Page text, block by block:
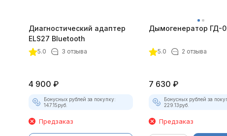
Диагностический адаптер
ELS27 Bluetooth
5.0 3 отзыва
4 900 ₽
Бонусных рублей за покупку:
147.15руб.
Предзаказ
Дымогенератор ГД-
5.0 2 отзыва
7 630 ₽
Бонусных рублей за
229.13руб.
Предзаказ